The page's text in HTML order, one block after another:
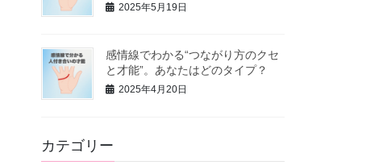
2025年5月19日
感情線でわかる“つながり方のクセ
と才能”。あなたはどのタイプ？
2025年4月20日
カテゴリー